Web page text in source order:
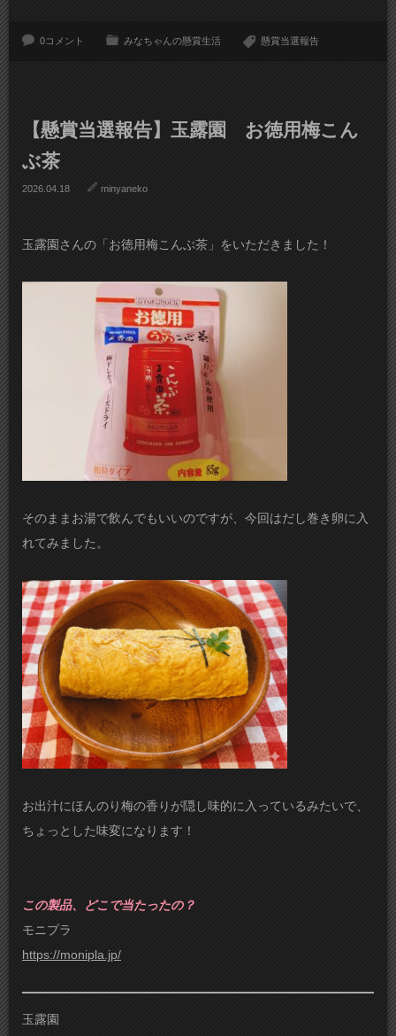
0コメント みなちゃんの懸賞生活 懸賞当選報告
【懸賞当選報告】玉露園 お徳用梅こん
ぶ茶
2026.04.18 minyaneko
玉露園さんの「お徳用梅こんぶ茶」をいただきました！
そのままお湯で飲んでもいいのですが、今回はだし巻き卵に入
れてみました。
お出汁にほんのり梅の香りが隠し味的に入っているみたいで、
ちょっとした味変になります！
この製品、どこで当たったの？
モニプラ
https://monipla.jp/
玉露園